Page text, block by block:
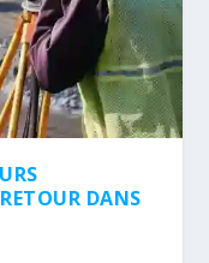
DANS